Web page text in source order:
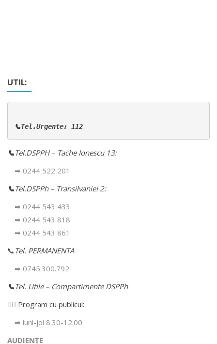
UTIL:
📞Tel.Urgente: 112
📞Tel.DSPPH – Tache Ionescu 13:
➡ 0244 522 201
📞Tel.DSPPh – Transilvaniei 2:
➡ 0244 543 433
➡ 0244 543 818
➡ 0244 543 861
📞 Tel. PERMANENTA
➡ 0745.300.792.
📞Tel. Utile – Compartimente DSPPh
👩‍⚕️ Program cu publicul:
➡ luni-joi 8.30-12.00
AUDIENȚE